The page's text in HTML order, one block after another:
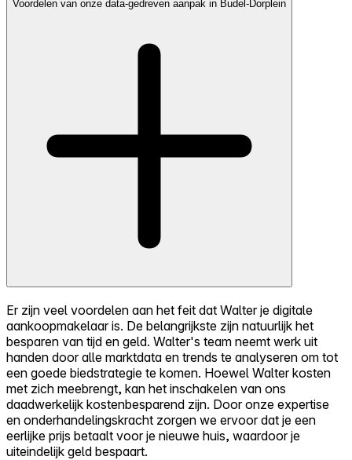
Voordelen van onze data-gedreven aanpak in Budel-Dorplein
Er zijn veel voordelen aan het feit dat Walter je digitale
aankoopmakelaar is. De belangrijkste zijn natuurlijk het
besparen van tijd en geld. Walter's team neemt werk uit
handen door alle marktdata en trends te analyseren om tot
een goede biedstrategie te komen. Hoewel Walter kosten
met zich meebrengt, kan het inschakelen van ons
daadwerkelijk kostenbesparend zijn. Door onze expertise
en onderhandelingskracht zorgen we ervoor dat je een
eerlijke prijs betaalt voor je nieuwe huis, waardoor je
uiteindelijk geld bespaart.